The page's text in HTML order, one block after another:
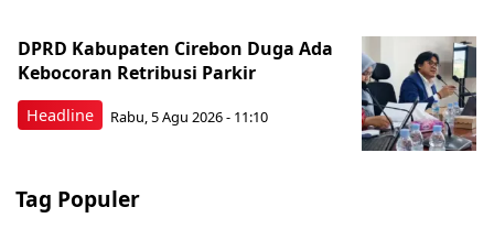
Headline
DPRD Kabupaten Cirebon Duga Ada
Kebocoran Retribusi Parkir
Rabu, 5 Agu 2026 - 11:10
Tag Populer